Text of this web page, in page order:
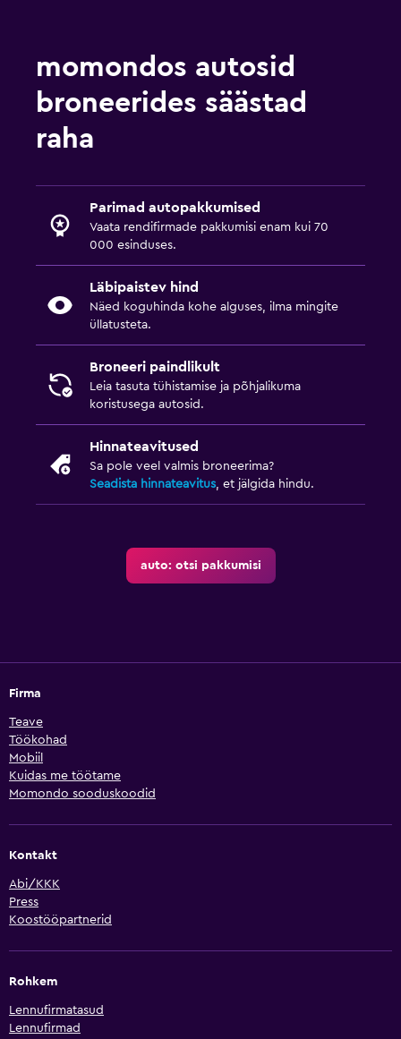
momondos autosid
broneerides säästad
raha
Parimad autopakkumised
Vaata rendifirmade pakkumisi enam kui 70
000 esinduses.
Läbipaistev hind
Näed koguhinda kohe alguses, ilma mingite
üllatusteta.
Broneeri paindlikult
Leia tasuta tühistamise ja põhjalikuma
koristusega autosid.
Hinnateavitused
Sa pole veel valmis broneerima?
Seadista hinnateavitus, et jälgida hindu.
auto: otsi pakkumisi
Firma
Teave
Töökohad
Mobiil
Kuidas me töötame
Momondo sooduskoodid
Kontakt
Abi/KKK
Press
Koostööpartnerid
Rohkem
Lennufirmatasud
Lennufirmad